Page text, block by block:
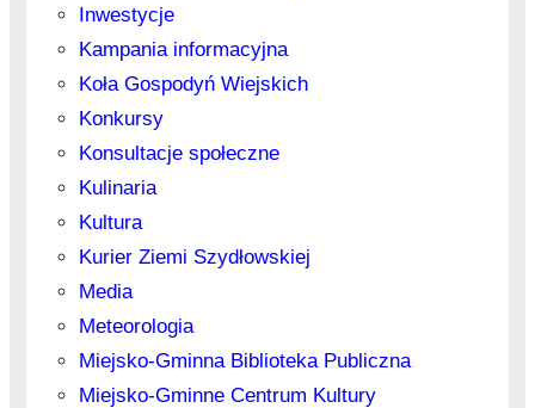
Inwestycje
Kampania informacyjna
Koła Gospodyń Wiejskich
Konkursy
Konsultacje społeczne
Kulinaria
Kultura
Kurier Ziemi Szydłowskiej
Media
Meteorologia
Miejsko-Gminna Biblioteka Publiczna
Miejsko-Gminne Centrum Kultury